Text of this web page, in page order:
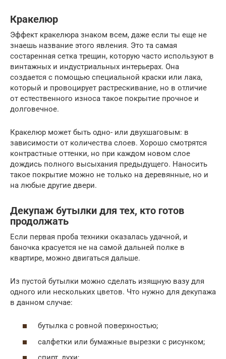
Кракелюр
Эффект кракелюра знаком всем, даже если ты еще не
знаешь название этого явления. Это та самая
состаренная сетка трещин, которую часто используют в
винтажных и индустриальных интерьерах. Она
создается с помощью специальной краски или лака,
который и провоцирует растрескивание, но в отличие
от естественного износа такое покрытие прочное и
долговечное.
Кракелюр может быть одно- или двухшаговым: в
зависимости от количества слоев. Хорошо смотрятся
контрастные оттенки, но при каждом новом слое
дождись полного высыхания предыдущего. Наносить
такое покрытие можно не только на деревянные, но и
на любые другие двери.
Декупаж бутылки для тех, кто готов
продолжать
Если первая проба техники оказалась удачной, и
баночка красуется не на самой дальней полке в
квартире, можно двигаться дальше.
Из пустой бутылки можно сделать изящную вазу для
одного или нескольких цветов. Что нужно для декупажа
в данном случае:
бутылка с ровной поверхностью;
салфетки или бумажные вырезки с рисунком;